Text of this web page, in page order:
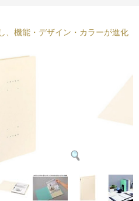
、機能・デザイン・カラーが進化